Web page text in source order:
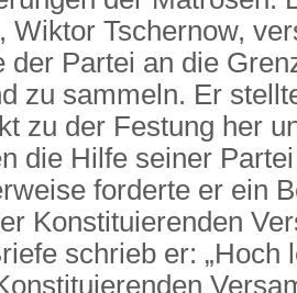
Wiktor Tschernow,
der Partei an die
zu sammeln. Er
zu der Festung her
die Hilfe seiner
forderte er ein
Konstituierenden
schrieb er: „Hoch